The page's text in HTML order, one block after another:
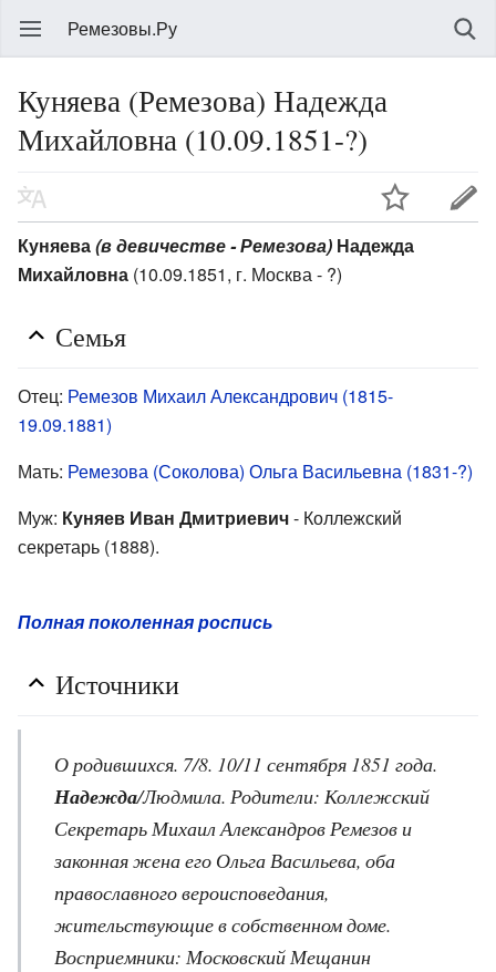
Ремезовы.Ру
Куняева (Ремезова) Надежда
Михайловна (10.09.1851-?)
Куняева(в девичестве - Ремезова) Надежда
Михайловна (10.09.1851, г. Москва - ?)
Семья
Отец: Ремезов Михаил Александрович (1815-
19.09.1881)
Мать: Ремезова (Соколова) Ольга Васильевна (1831-?)
Муж: Куняев Иван Дмитриевич- Коллежский
секретарь (1888).
Полная поколенная роспись
Источники
О родившихся. 7/8. 10/11 сентября 1851 года.
Надежда/Людмила. Родители: Коллежский
Секретарь Михаил Александров Ремезов и
законная жена его Ольга Васильева, оба
православного вероисповедания,
жительствующие в собственном доме.
Восприемники: Московский Мещанин